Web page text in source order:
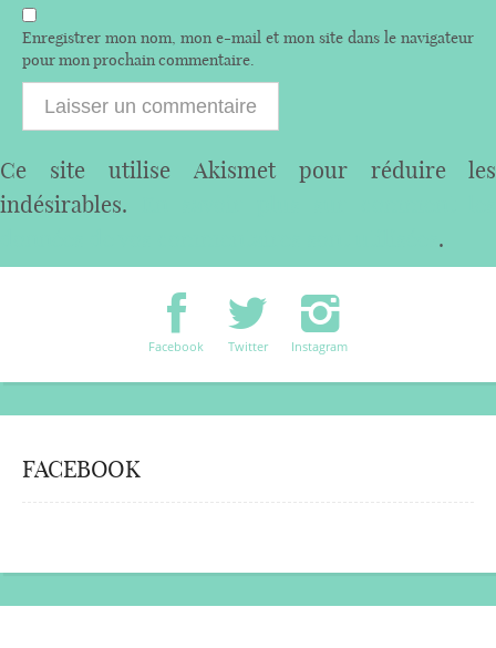
Enregistrer mon nom, mon e-mail et mon site dans le navigateur
pour mon prochain commentaire.
Ce site utilise Akismet pour réduire les
indésirables.
.
Facebook Twitter Instagram
FACEBOOK